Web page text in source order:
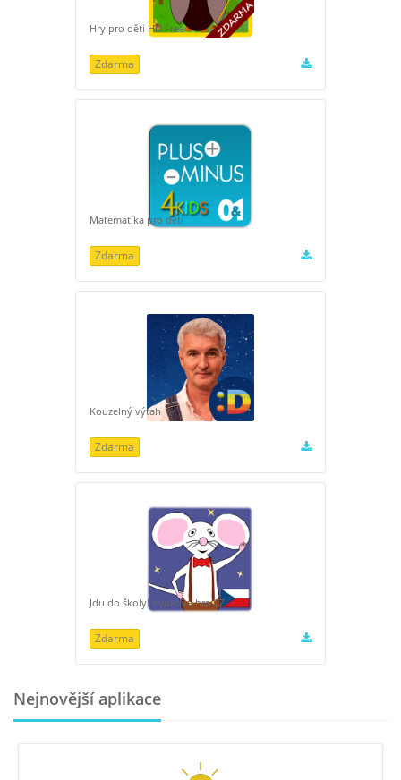
Hry pro děti HD Free
Zdarma
Matematika pro děti
Zdarma
Kouzelný výtah
Zdarma
Jdu do školy! Výuková hra CZ
Zdarma
Nejnovější aplikace